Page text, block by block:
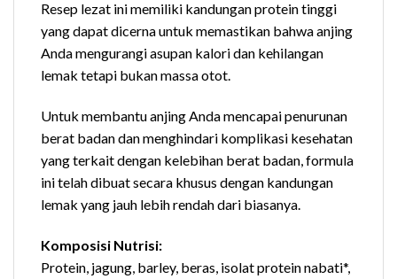
Resep lezat ini memiliki kandungan protein tinggi
yang dapat dicerna untuk memastikan bahwa anjing
Anda mengurangi asupan kalori dan kehilangan
lemak tetapi bukan massa otot.
Untuk membantu anjing Anda mencapai penurunan
berat badan dan menghindari komplikasi kesehatan
yang terkait dengan kelebihan berat badan, formula
ini telah dibuat secara khusus dengan kandungan
lemak yang jauh lebih rendah dari biasanya.
Komposisi Nutrisi:
Protein, jagung, barley, beras, isolat protein nabati*,